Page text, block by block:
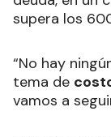
supera los
“No hay
tema de
vamos a